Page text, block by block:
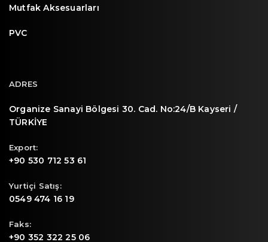
Mutfak Aksesuarları
PVC
ADRES
Organize Sanayi Bölgesi 30. Cad. No:24/B Kayseri /
TÜRKİYE
Export:
+90 530 712 53 61
Yurtiçi Satış:
0549 474 16 19
Faks:
+90 352 322 25 06